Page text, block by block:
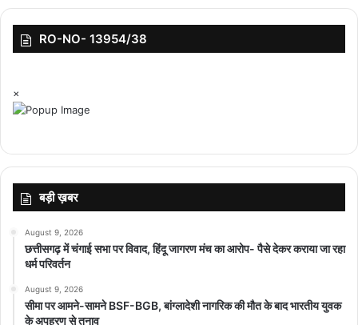
RO-NO- 13954/38
×
बड़ी ख़बर
August 9, 2026
छत्तीसगढ़ में चंगाई सभा पर विवाद, हिंदू जागरण मंच का आरोप- पैसे देकर कराया जा रहा
धर्म परिवर्तन
August 9, 2026
सीमा पर आमने-सामने BSF-BGB, बांग्लादेशी नागरिक की मौत के बाद भारतीय युवक
के अपहरण से तनाव